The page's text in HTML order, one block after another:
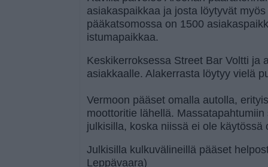
asiakaspaikkaa ja josta löytyvät
pääkatsomossa on 1500
istumapaikkaa.
Keskikerroksessa Street Bar Voltti ja
asiakkaalle. Alakerrasta löytyy vielä
Vermoon pääset omalla autolla,
moottoritie lähellä.
julkisilla, koska niissä ei ole käytössä
Julkisilla kulkuvälineillä pääset
Leppävaara)